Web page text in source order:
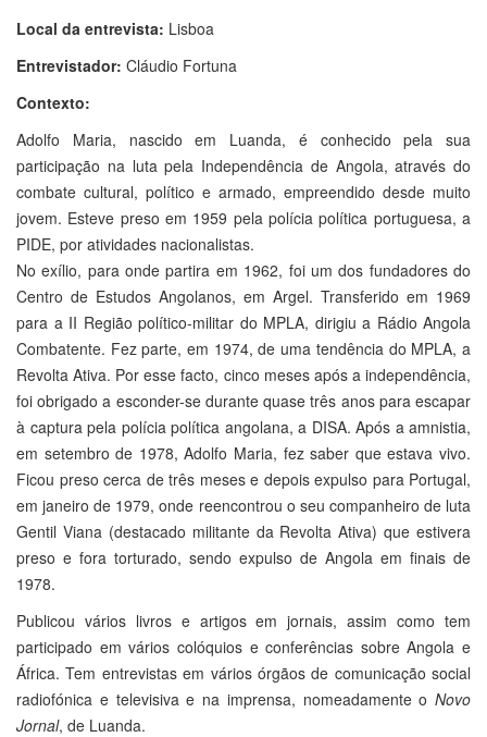
Local da entrevista: Lisboa
Entrevistador: Cláudio Fortuna
Contexto:
Adolfo Maria, nascido em Luanda, é conhecido pela sua
participação na luta pela Independência de Angola, através do
combate cultural, político e armado, empreendido desde muito
jovem. Esteve preso em 1959 pela polícia política portuguesa, a
PIDE, por atividades nacionalistas.
No exílio, para onde partira em 1962, foi um dos fundadores do
Centro de Estudos Angolanos, em Argel. Transferido em 1969
para a II Região político-militar do MPLA, dirigiu a Rádio Angola
Combatente. Fez parte, em 1974, de uma tendência do MPLA, a
Revolta Ativa. Por esse facto, cinco meses após a independência,
foi obrigado a esconder-se durante quase três anos para escapar
à captura pela polícia política angolana, a DISA. Após a amnistia,
em setembro de 1978, Adolfo Maria, fez saber que estava vivo.
Ficou preso cerca de três meses e depois expulso para Portugal,
em janeiro de 1979, onde reencontrou o seu companheiro de luta
Gentil Viana (destacado militante da Revolta Ativa) que estivera
preso e fora torturado, sendo expulso de Angola em finais de
1978.
Publicou vários livros e artigos em jornais, assim como tem
participado em vários colóquios e conferências sobre Angola e
África. Tem entrevistas em vários órgãos de comunicação social
radiofónica e televisiva e na imprensa, nomeadamente o Novo
Jornal, de Luanda.